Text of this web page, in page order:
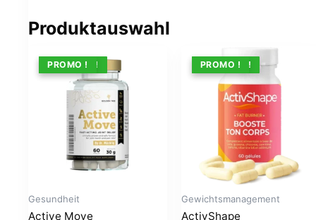
Produktauswahl
ANGEBOT !
PROMO !
Gesundheit
Active Move
ANGEBOT !
PROMO !
Gewichtsmanagement
ActivShape